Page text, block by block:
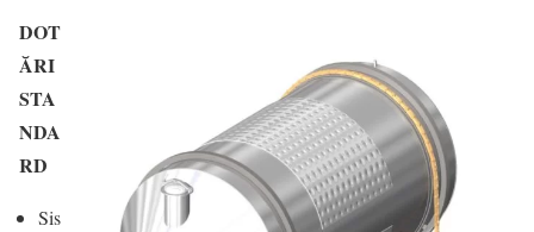
DOT
ĂRI
STA
NDA
RD
Sis